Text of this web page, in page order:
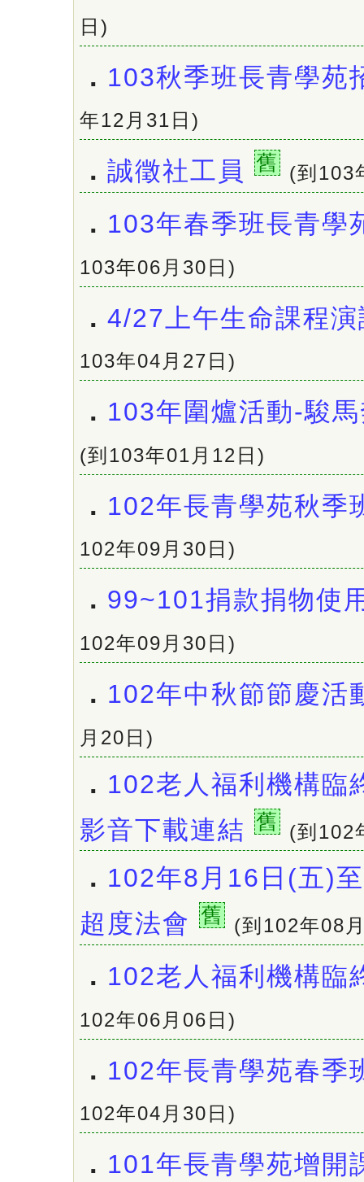
日)
． 103秋季班長青學苑
年12月31日)
． 誠徵社工員 舊 (到103
． 103年春季班長青學
103年06月30日)
． 4/27上午生命課程
103年04月27日)
． 103年圍爐活動-駿
(到103年01月12日)
． 102年長青學苑秋季
102年09月30日)
． 99~101捐款捐物使
102年09月30日)
． 102年中秋節節慶活
月20日)
． 102老人福利機構臨
影音下載連結 舊 (到102
． 102年8月16日(五)
超度法會 舊 (到102年08
． 102老人福利機構臨
102年06月06日)
． 102年長青學苑春季
102年04月30日)
． 101年長青學苑增開